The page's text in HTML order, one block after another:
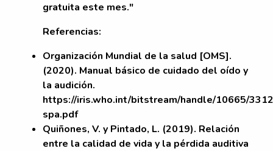
gratuita este mes."
Referencias:
Organización Mundial de la salud [OMS].
(2020). Manual básico de cuidado del oído y
la audición.
https://iris.who.int/bitstream/handle/10665/
spa.pdf
Quiñones, V. y Pintado, L. (2019). Relación
entre la calidad de vida y la pérdida auditiva